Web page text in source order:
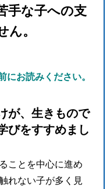
手な子への支
ん。
にお読みください。
が、生きもので
びをすすめまし
ことを中心に進め
れない子が多く見